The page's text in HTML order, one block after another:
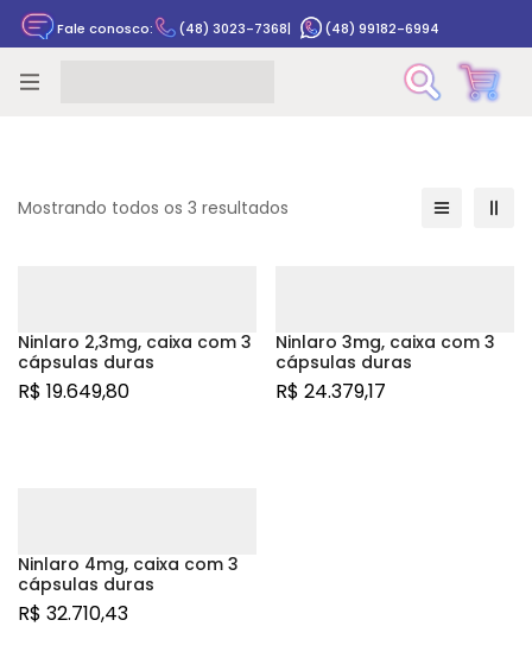
Fale conosco: (48) 3023-7368| (48) 99182-6994
Mostrando todos os 3 resultados
Ninlaro 2,3mg, caixa com 3
cápsulas duras
R$ 19.649,80
Ninlaro 3mg, caixa com 3
cápsulas duras
R$ 24.379,17
Ninlaro 4mg, caixa com 3
cápsulas duras
R$ 32.710,43